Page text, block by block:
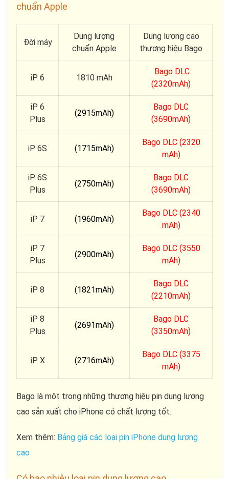
chuẩn Apple
Đời máy
Dung lượng
chuẩn Apple
Dung lượng cao
thương hiệu Bago
iP 6 1810 mAh
Bago DLC
(2320mAh)
iP 6
Plus
(2915mAh)
Bago DLC
(3690mAh)
iP 6S (1715mAh)
Bago DLC (2320
mAh)
iP 6S
Plus
(2750mAh)
Bago DLC
(3690mAh)
iP 7 (1960mAh)
Bago DLC (2340
mAh)
iP 7
Plus
(2900mAh)
Bago DLC (3550
mAh)
iP 8 (1821mAh)
Bago DLC
(2210mAh)
iP 8
Plus
(2691mAh)
Bago DLC
(3350mAh)
iP X (2716mAh)
Bago DLC (3375
mAh)
Bago là một trong những thương hiệu pin dung lượng
cao sản xuất cho iPhone có chất lượng tốt.
Xem thêm: Bảng giá các loại pin iPhone dung lượng
cao